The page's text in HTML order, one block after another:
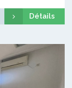
Détails